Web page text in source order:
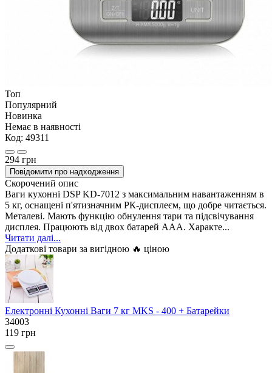
Топ
Популярний
Новинка
Немає в наявності
Код: 49311
294 грн
Повідомити про надходження
Скорочений опис
Ваги кухонні DSP KD-7012 з максимальним навантаженням в
5 кг, оснащені п'ятизначним РК-дисплеєм, що добре читається.
Металеві. Мають функцію обнулення тари та підсвічування
дисплея. Працюють від двох батарей ААА. Характе...
Читати далі...
Додаткові товари за вигідною 🔥 ціною
Електронні Кухонні Ваги 7 кг MKS - 400 + Батарейки
34003
119 грн